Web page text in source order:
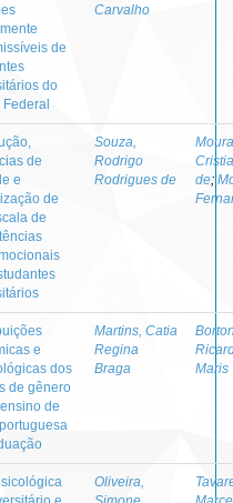
de
do
Federal
Carvalho
de
e
de
de
Souza,
Rodrigo
Rodrigues de
de;
e
dos
de gênero
de
Martins, Catia
Regina
Braga
Maris
Oliveira,